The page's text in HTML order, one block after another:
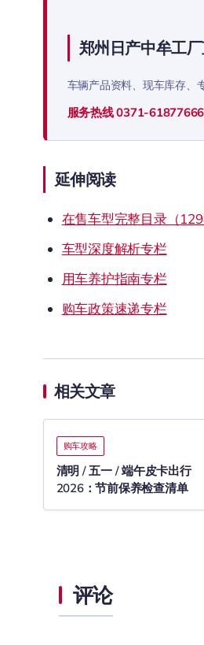
郑州日产中牟工
车辆产品资料、现车库存、
服务热线0371-61877666
延伸阅读
在售车型完整目录（
车型深度解析专栏
用车养护指南专栏
购车政策速递专栏
相关文章
购车攻略
清明 / 五一 / 端午皮卡出行
2026：节前保养检查清单
评论